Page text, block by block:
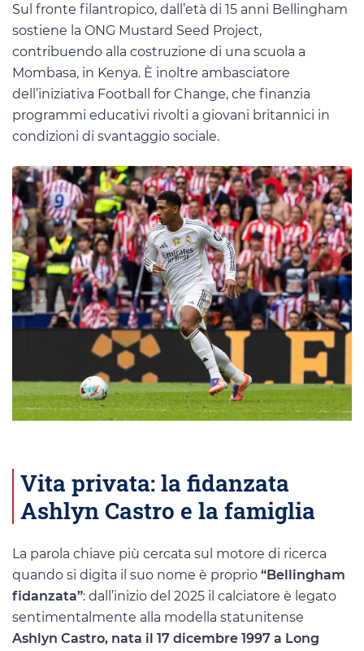
Sul fronte filantropico, dall’età di 15 anni Bellingham
sostiene la ONG Mustard Seed Project,
contribuendo alla costruzione di una scuola a
Mombasa, in Kenya. È inoltre ambasciatore
dell’iniziativa Football for Change, che finanzia
programmi educativi rivolti a giovani britannici in
condizioni di svantaggio sociale.
Vita privata: la fidanzata
Ashlyn Castro e la famiglia
La parola chiave più cercata sul motore di ricerca
quando si digita il suo nome è proprio “Bellingham
fidanzata”: dall’inizio del 2025 il calciatore è legato
sentimentalmente alla modella statunitense
Ashlyn Castro, nata il 17 dicembre 1997 a Long